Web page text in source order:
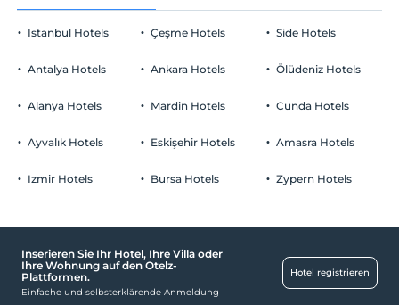
Parken
Kostenlos Parkplatz, öffentlich
Unterhaltungsdienstleistungen
Casino
Vor 11:00
Haustiere
Rauchen
Der Aufenthalt für Kleinkinder bis zum Alter von 2 ist
Zimmer kostenlos
Istanbul Hotels
Antalya Hotels
Alanya Hotels
Ayvalık Hotels
Izmir Hotels
Çeşme Hotels
Ankara Hotels
Mardin Hotels
Eskişehir Hotels
Bursa Hotels
Side Hotels
Ölüdeniz Hotels
Cunda Hotels
Amasra Hotels
Zypern Hotels
Inserieren Sie Ihr Hotel, Ihre Villa oder
Ihre Wohnung auf den Otelz-
Plattformen.
Einfache und selbsterklärende Anmeldung
Hotel registrieren